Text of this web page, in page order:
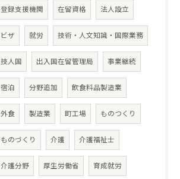
登録支援機関 在留資格 法人設立
ビザ 就労 技術・人文知識・国際業務
技人国 出入国在留管理局 事業継続
宿泊 分野追加 飲食料品製造業
外食 製造業 町工場 ものつくり
ものづくり 介護 介護福祉士
介護分野 厚生労働省 育成就労